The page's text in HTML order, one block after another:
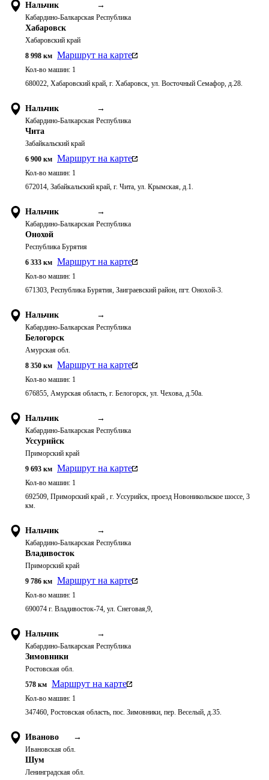
Нальчик →
Кабардино-Балкарская Республика
Хабаровск
Хабаровский край
8 998 км Маршрут на карте
Кол-во машин: 1
680022, Хабаровский край, г. Хабаровск, ул. Восточный Семафор, д.28.
Нальчик →
Кабардино-Балкарская Республика
Чита
Забайкальский край
6 900 км Маршрут на карте
Кол-во машин: 1
672014, Забайкальский край, г. Чита, ул. Крымская, д.1.
Нальчик →
Кабардино-Балкарская Республика
Онохой
Республика Бурятия
6 333 км Маршрут на карте
Кол-во машин: 1
671303, Республика Бурятия, Заиграевский район, пгт. Онохой-3.
Нальчик →
Кабардино-Балкарская Республика
Белогорск
Амурская обл.
8 350 км Маршрут на карте
Кол-во машин: 1
676855, Амурская область, г. Белогорск, ул. Чехова, д.50а.
Нальчик →
Кабардино-Балкарская Республика
Уссурийск
Приморский край
9 693 км Маршрут на карте
Кол-во машин: 1
692509, Приморский край , г. Уссурийск, проезд Новоникольское шоссе, 3
км.
Нальчик →
Кабардино-Балкарская Республика
Владивосток
Приморский край
9 786 км Маршрут на карте
Кол-во машин: 1
690074 г. Владивосток-74, ул. Снеговая,9,
Нальчик →
Кабардино-Балкарская Республика
Зимовники
Ростовская обл.
578 км Маршрут на карте
Кол-во машин: 1
347460, Ростовская область, пос. Зимовники, пер. Веселый, д.35.
Иваново →
Ивановская обл.
Шум
Ленинградская обл.